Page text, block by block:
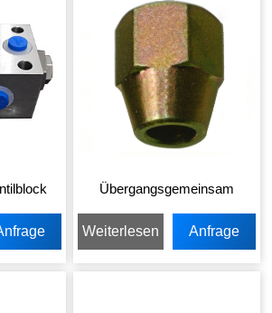
Übergangsgemeinsam
Weiterlesen Anfrage
senden